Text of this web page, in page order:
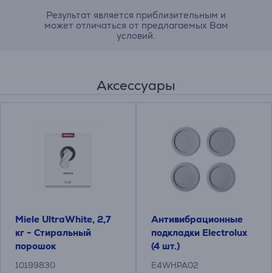
Результат является приблизительным и
может отличаться от предлагаемых Вам
условий.
Аксессуары
Miele UltraWhite, 2,7
кг - Стиральный
порошок
10199830
Антивибрационные
подкладки Electrolux
(4 шт.)
E4WHPA02